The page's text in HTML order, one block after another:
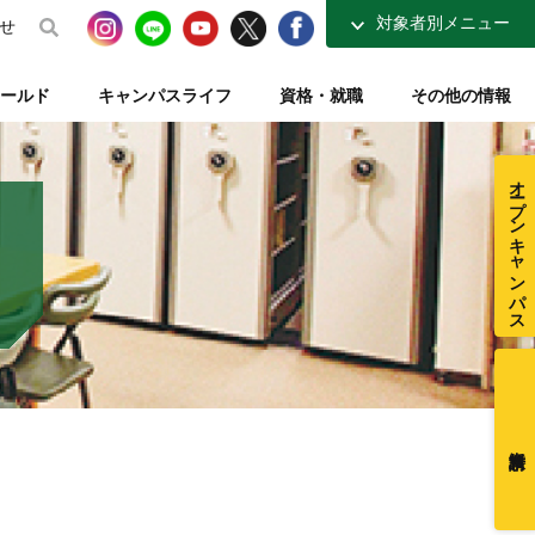
対象者別メニュー
高校生の方へ
社会人・大学生の方へ
在校生ページ
卒業生の方へ
採用ご担当者様へ
コース 夜間コース特集
柔道整復学科 講師紹介 施設・図書室紹介
ター
ュージアム
指定校推薦入試 一般入試【テキスト入試】
ルド
師と整体師の違い
キャンパスライフ
【資格取得を支える】
資格・就職
講座
その他の情報
テレビ・ラジオ放送【元気もりもり学園】
オープンキャンパス